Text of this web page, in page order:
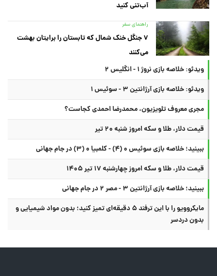
آب‌تنی کنید
راهنمای سفر
۷ جنگل خنک شمال که تابستان را برایتان بهشت
می‌کنند
ویدئو: خلاصه بازی نروژ ۱ - انگلیس ۲
ویدئو: خلاصه بازی آرژانتین ۳ - سوئیس ۱
مجری معروف تلویزیون، محمدرضا احمدی کجاست؟
قیمت دلار، طلا و سکه امروز شنبه ۲۰ تیر
ببینید؛ خلاصه بازی سوئیس ۰ (۴) - کلمبیا ۰ (۳) در جام جهانی
قیمت دلار، طلا و سکه امروز چهارشنبه ۱۷ تیر ۱۴۰۵
ببینید؛ خلاصه بازی آرژانتین ۳ - مصر ۲ در جام جهانی
مایکروویو را با این ترفند ۵ دقیقه‌ای تمیز کنید؛ بدون مواد شیمیایی و
بدون دردسر